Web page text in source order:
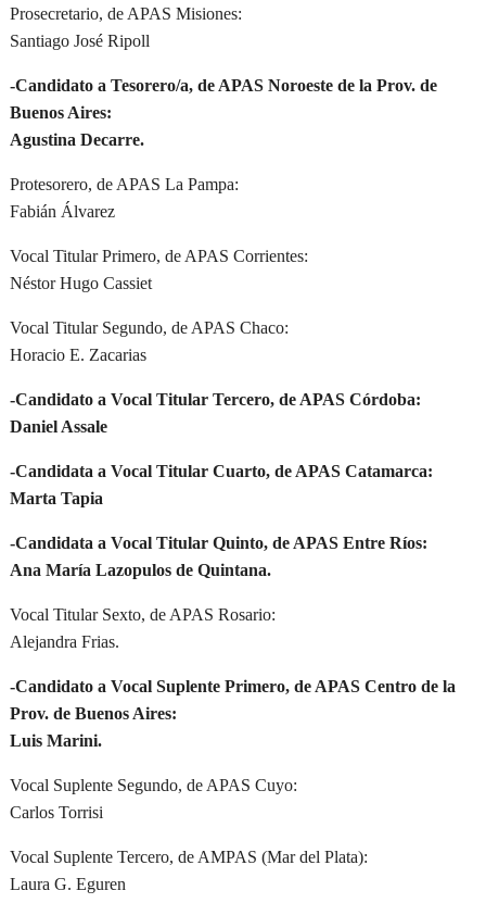
Prosecretario, de APAS Misiones:
Santiago José Ripoll
-Candidato a Tesorero/a, de APAS Noroeste de la Prov. de
Buenos Aires:
Agustina Decarre.
Protesorero, de APAS La Pampa:
Fabián Álvarez
Vocal Titular Primero, de APAS Corrientes:
Néstor Hugo Cassiet
Vocal Titular Segundo, de APAS Chaco:
Horacio E. Zacarias
-Candidato a Vocal Titular Tercero, de APAS Córdoba:
Daniel Assale
-Candidata a Vocal Titular Cuarto, de APAS Catamarca:
Marta Tapia
-Candidata a Vocal Titular Quinto, de APAS Entre Ríos:
Ana María Lazopulos de Quintana.
Vocal Titular Sexto, de APAS Rosario:
Alejandra Frias.
-Candidato a Vocal Suplente Primero, de APAS Centro de la
Prov. de Buenos Aires:
Luis Marini.
Vocal Suplente Segundo, de APAS Cuyo:
Carlos Torrisi
Vocal Suplente Tercero, de AMPAS (Mar del Plata):
Laura G. Eguren